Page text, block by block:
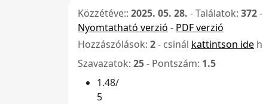
Közzétéve:: 2025. 05. 28. -Találatok: 372-
Nyomtatható verzió - PDF verzió
Hozzászólások: 2- csinál kattintson ide
Szavazatok: 25- Pontszám: 1.5
1.48/
5